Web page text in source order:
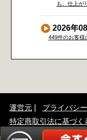
も、仕上が
2026年
449件のお客様
運営元
プライバシ
特定商取引法に基づく